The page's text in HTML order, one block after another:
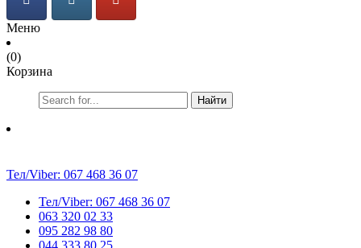
Меню
(0)
Корзина
Найти
Тел/Viber: 067 468 36 07
Тел/Viber: 067 468 36 07
063 320 02 33
095 282 98 80
044 333 80 25